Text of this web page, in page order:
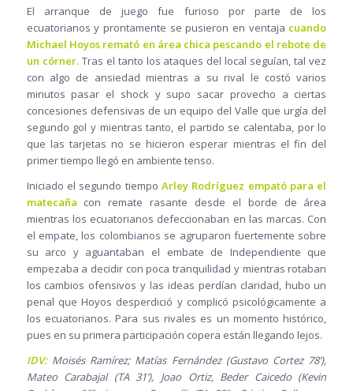
El arranque de juego fue furioso por parte de los
ecuatorianos y prontamente se pusieron en ventaja cuando
Michael Hoyos remató en área chica pescando el rebote de
un córner.Tras el tanto los ataques del local seguían, tal vez
con algo de ansiedad mientras a su rival le costó varios
minutos pasar el shock y supo sacar provecho a ciertas
concesiones defensivas de un equipo del Valle que urgía del
segundo gol y mientras tanto, el partido se calentaba, por lo
que las tarjetas no se hicieron esperar mientras el fin del
primer tiempo llegó en ambiente tenso.
Iniciado el segundo tiempo Arley Rodríguez empató para el
matecaña con remate rasante desde el borde de área
mientras los ecuatorianos defeccionaban en las marcas. Con
el empate, los colombianos se agruparon fuertemente sobre
su arco y aguantaban el embate de Independiente que
empezaba a decidir con poca tranquilidad y mientras rotaban
los cambios ofensivos y las ideas perdían claridad, hubo un
penal que Hoyos desperdició y complicó psicológicamente a
los ecuatorianos. Para sus rivales es un momento histórico,
pues en su primera participación copera están llegando lejos.
IDV:Moisés Ramírez; Matías Fernández (Gustavo Cortez 78’),
Mateo Carabajal (TA 31’), Joao Ortiz, Beder Caicedo (Kevin